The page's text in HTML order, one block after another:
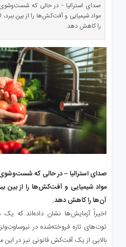
صدای استرالیا - در حالی که
مواد شیمیایی و آفت‌کش‌ها را از بین ببرد،
را کاهش دهد.
صدای استرالیا – در حالی که
مواد شیمیایی و آفت‌کش‌ها را از بین
آن‌ها را کاهش دهد.
اخیراً آزمایش‌ها نشان داده‌اند که
توت‌های تازه فروخته‌شده در
بالایی از یک آفت‌کش قانونی نیز در